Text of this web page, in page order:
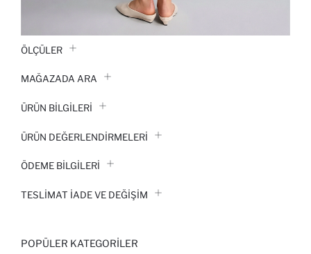
ÖLÇÜLER
MAĞAZADA ARA
ÜRÜN BILGILERI
ÜRÜN DEĞERLENDİRMELERİ
ÖDEME BİLGİLERİ
TESLIMAT İADE VE DEĞIŞIM
POPÜLER KATEGORILER